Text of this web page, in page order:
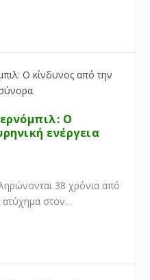
Ο
ενέργεια
38 χρόνια από
στον...